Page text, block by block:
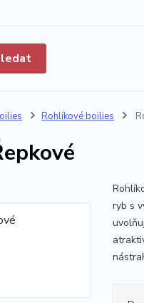
Rohlíkové boilies
ryb s